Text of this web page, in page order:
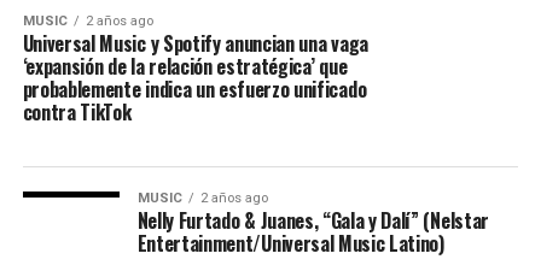
MUSIC 2 años ago
Universal Music y Spotify anuncian una vaga
‘expansión de la relación estratégica’ que
probablemente indica un esfuerzo unificado
contra TikTok
MUSIC 2 años ago
Nelly Furtado & Juanes, “Gala y Dalí” (Nelstar
Entertainment/Universal Music Latino)